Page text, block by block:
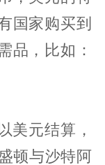
国家购买到
品，比如：
美元结算，
顿与沙特阿